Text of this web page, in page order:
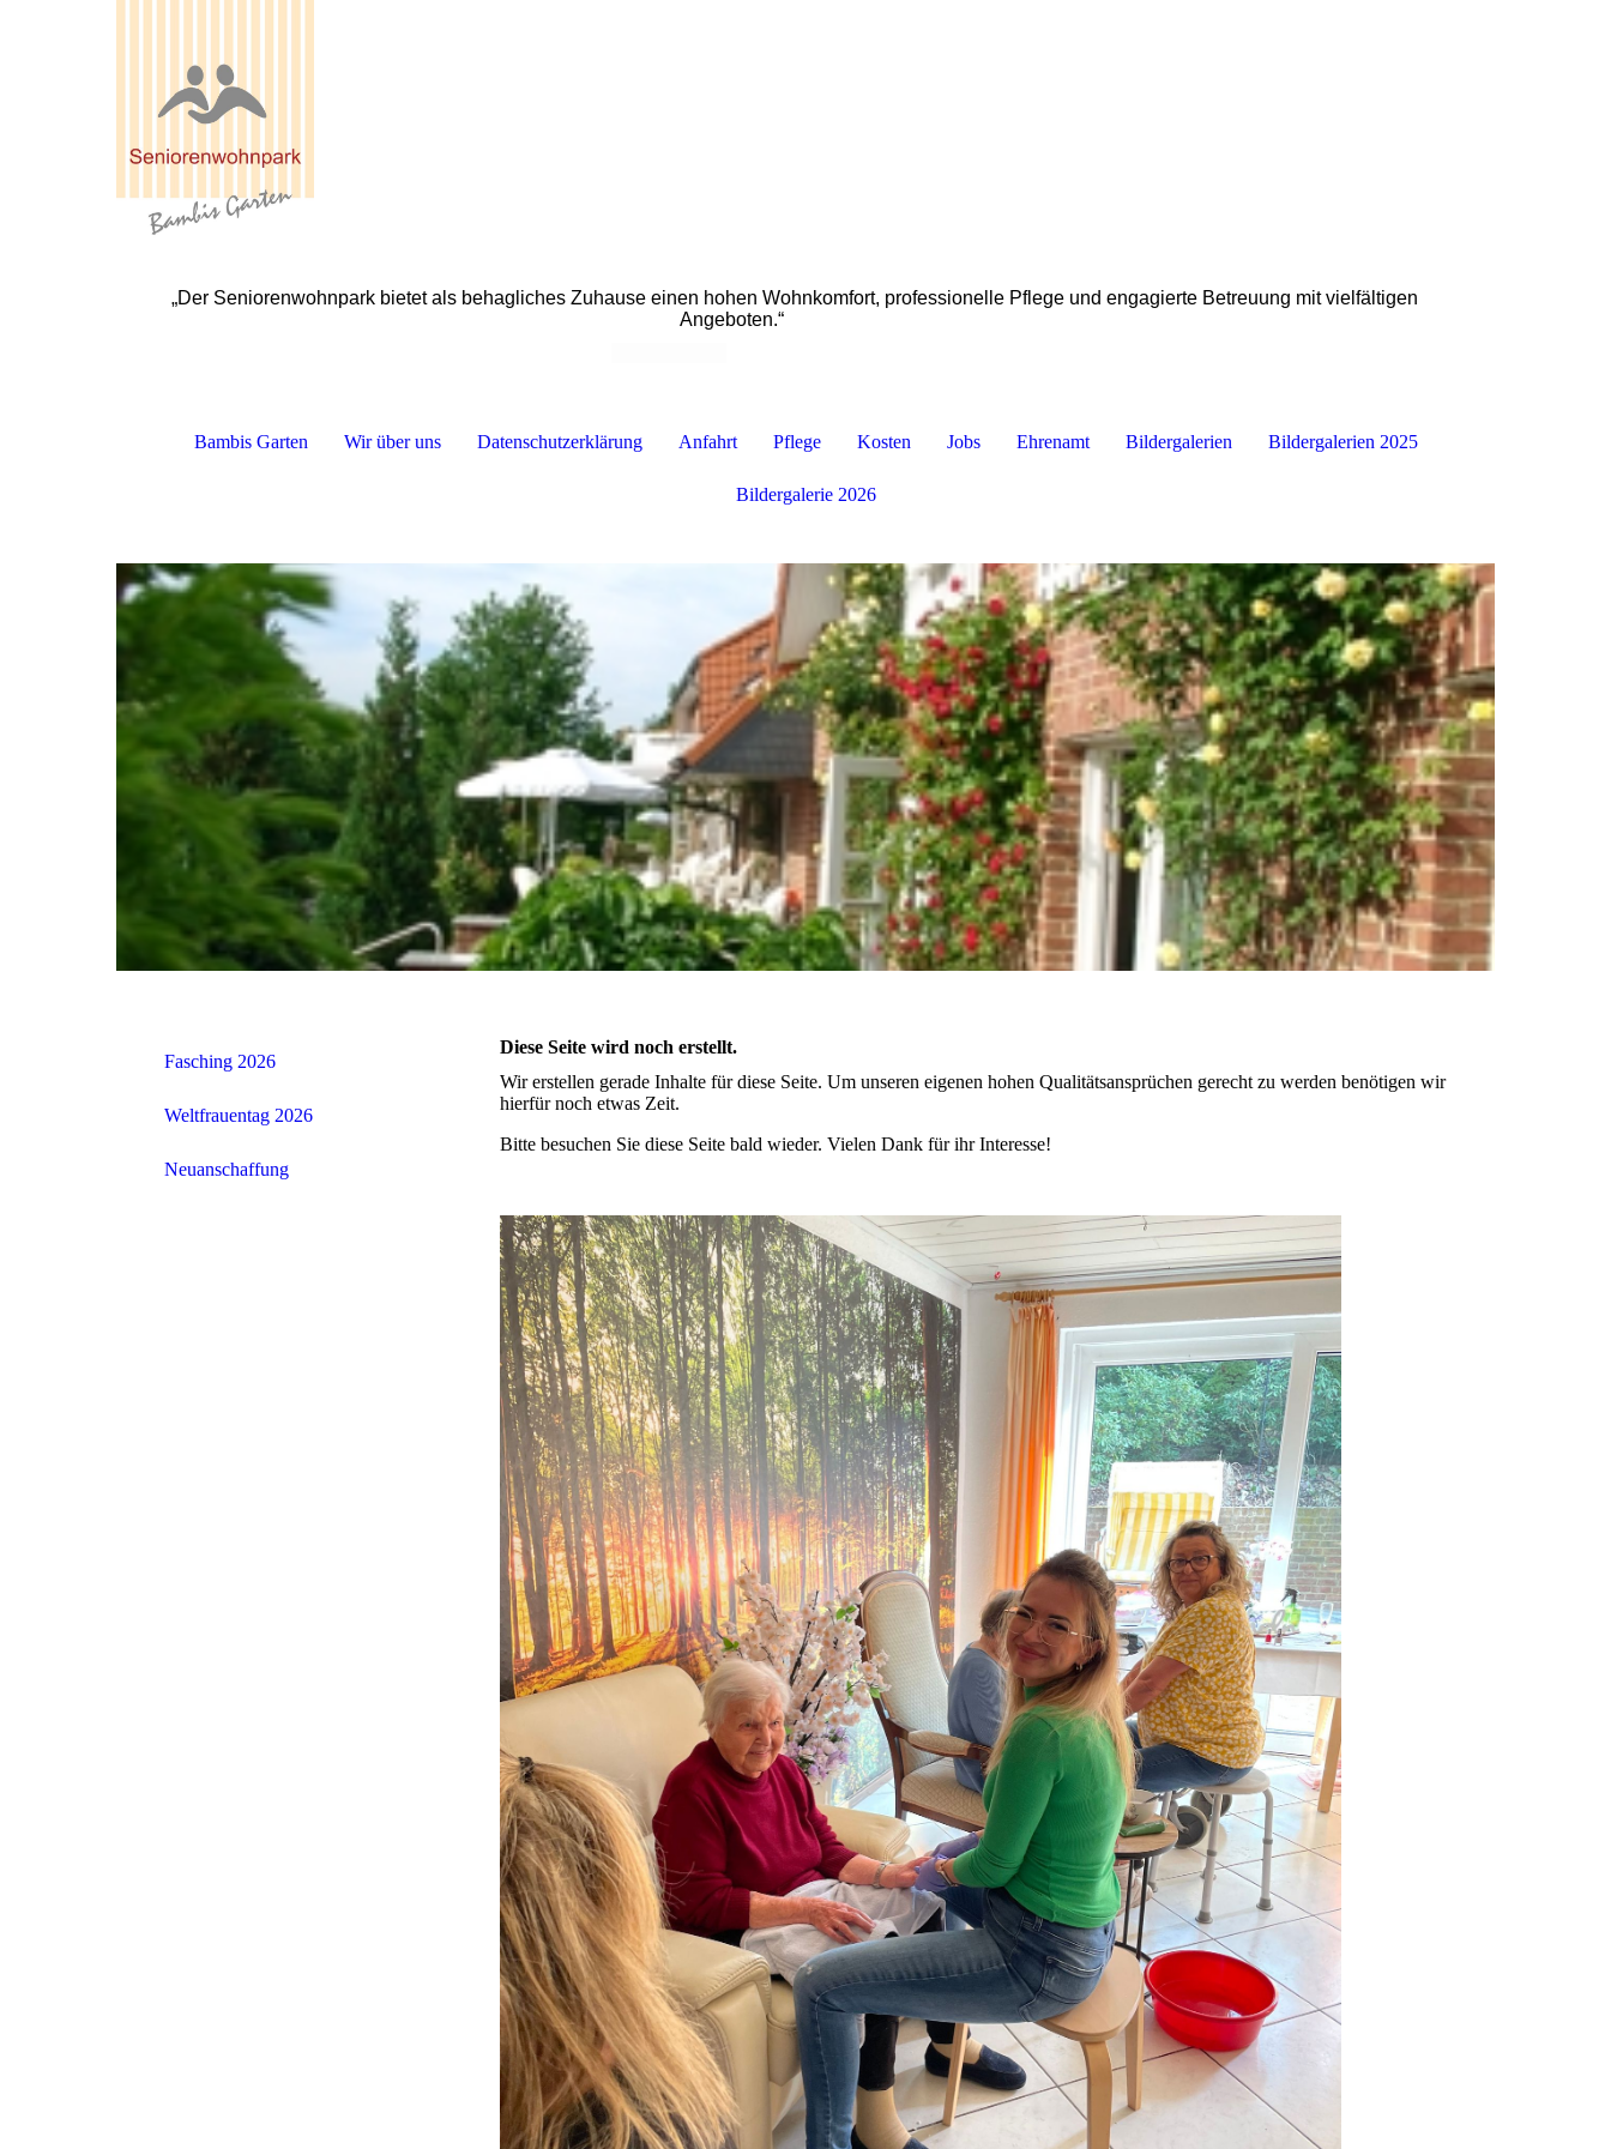
„Der Seniorenwohnpark bietet als behagliches Zuhause einen hohen Wohnkomfort, professionelle Pflege und engagierte Betreuung mit vielfältigen
Angeboten.“
Bambis Garten Wir über uns Datenschutzerklärung Anfahrt Pflege Kosten Jobs Ehrenamt Bildergalerien Bildergalerien 2025
Bildergalerie 2026
Fasching 2026
Weltfrauentag 2026
Neuanschaffung
Diese Seite wird noch erstellt.
Wir erstellen gerade Inhalte für diese Seite. Um unseren eigenen hohen Qualitätsansprüchen gerecht zu werden benötigen wir
hierfür noch etwas Zeit.
Bitte besuchen Sie diese Seite bald wieder. Vielen Dank für ihr Interesse!